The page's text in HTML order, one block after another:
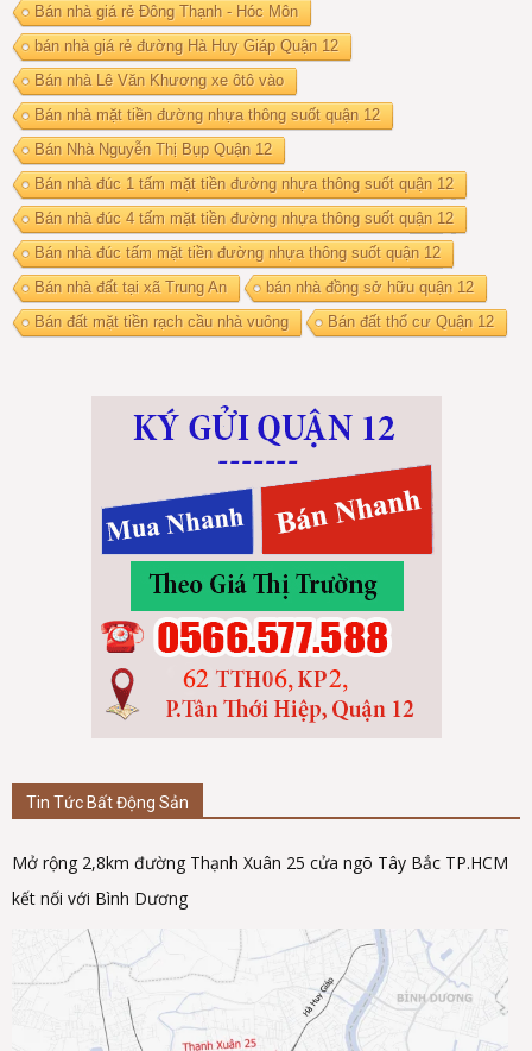
Bán nhà giá rẻ Đông Thạnh - Hóc Môn
bán nhà giá rẻ đường Hà Huy Giáp Quận 12
Bán nhà Lê Văn Khương xe ôtô vào
Bán nhà mặt tiền đường nhựa thông suốt quận 12
Bán Nhà Nguyễn Thị Bụp Quận 12
Bán nhà đúc 1 tấm mặt tiền đường nhựa thông suốt quận 12
Bán nhà đúc 4 tấm mặt tiền đường nhựa thông suốt quận 12
Bán nhà đúc tấm mặt tiền đường nhựa thông suốt quận 12
Bán nhà đất tại xã Trung An
bán nhà đồng sở hữu quận 12
Bán đất mặt tiền rạch cầu nhà vuông
Bán đất thổ cư Quận 12
Tin Tức Bất Động Sản
Mở rộng 2,8km đường Thạnh Xuân 25 cửa ngõ Tây Bắc TP.HCM
kết nối với Bình Dương